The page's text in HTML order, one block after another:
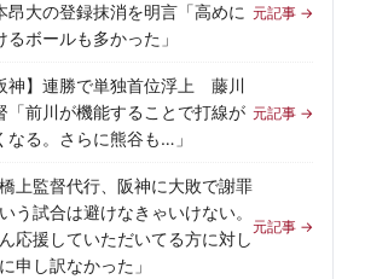
昂大の登録抹消を明言「高めに
るボールも多かった」
元記事 →
神】連勝で単独首位浮上 藤川
「前川が機能することで打線が
なる。さらに熊谷も…」
元記事 →
上監督代行、阪神に大敗で謝罪
いう試合は避けなきゃいけない。
応援していただいてる方に対し
申し訳なかった」
元記事 →